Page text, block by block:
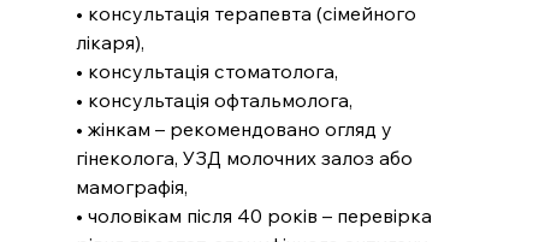
• консультація терапевта (сімейного
лікаря),
• консультація стоматолога,
• консультація офтальмолога,
• жінкам – рекомендовано огляд у
гінеколога, УЗД молочних залоз або
мамографія,
• чоловікам після 40 років – перевірка